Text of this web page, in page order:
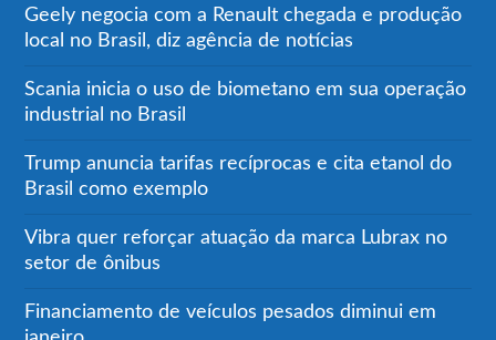
Geely negocia com a Renault chegada e produção
local no Brasil, diz agência de notícias
Scania inicia o uso de biometano em sua operação
industrial no Brasil
Trump anuncia tarifas recíprocas e cita etanol do
Brasil como exemplo
Vibra quer reforçar atuação da marca Lubrax no
setor de ônibus
Financiamento de veículos pesados diminui em